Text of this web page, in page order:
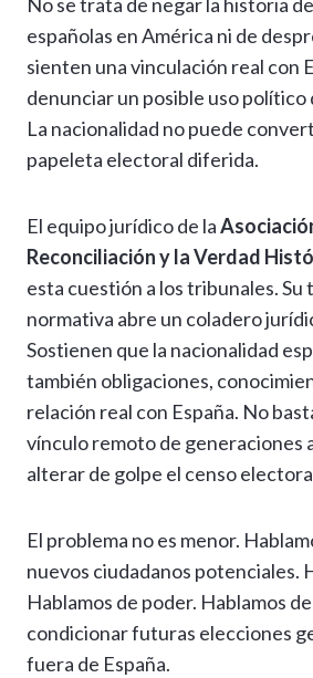
españolas en América ni de
sienten una vinculación real con
denunciar un posible uso político
La nacionalidad no puede
papeleta electoral diferida.
El equipo jurídico de la
Reconciliación y la Verdad
esta cuestión a los tribunales. Su
normativa abre un coladero
Sostienen que la nacionalidad
también obligaciones,
relación real con España. No
vínculo remoto de generaciones
alterar de golpe el censo
El problema no es menor.
nuevos ciudadanos potenciales.
Hablamos de poder. Hablamos
condicionar futuras elecciones
fuera de España.